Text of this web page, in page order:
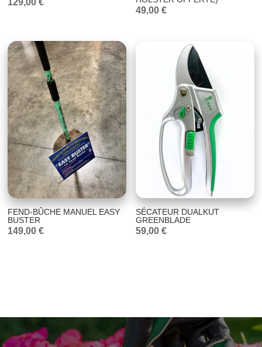
49,00€
FEND-BÛCHE MANUEL EASY
BUSTER
149,00€
SÉCATEUR DUALKUT
GREENBLADE
59,00€